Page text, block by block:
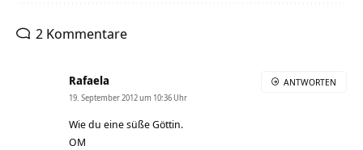
2 Kommentare
Rafaela
19. September 2012 um 10:36 Uhr
Wie du eine süße Göttin.
OM
ANTWORTEN